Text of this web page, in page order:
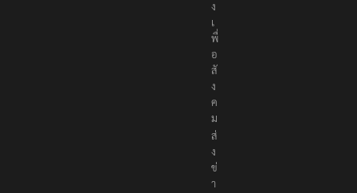
ล
า
ง
เ
พื่
อ
สั
ง
ค
ม
ส่
ง